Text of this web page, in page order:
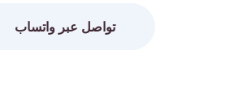
تواصل عبر واتساب